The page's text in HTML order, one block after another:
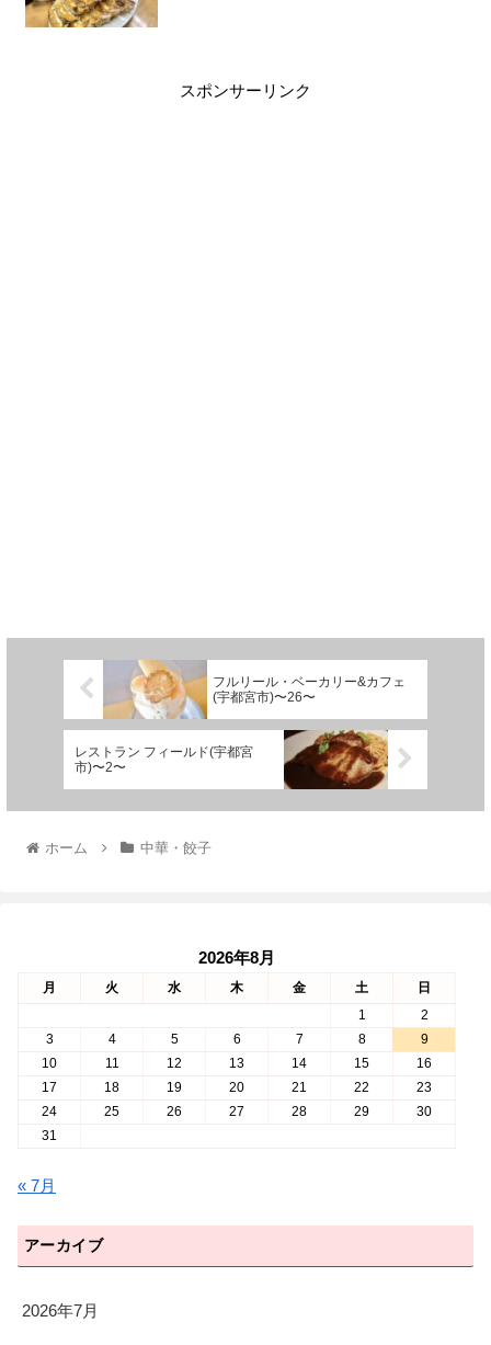
スポンサーリンク
フルリール・ベーカリー&カフェ
(宇都宮市)〜26〜
レストラン フィールド(宇都宮
市)〜2〜
ホーム 中華・餃子
2026年8月
月 火 水 木 金 土
日
1
2
3
4 5 6 7 8
9
10
11 12 13 14 15
16
17
18 19 20 21 22
23
24
25 26 27 28 29
30
31
« 7月
アーカイブ
2026年7月